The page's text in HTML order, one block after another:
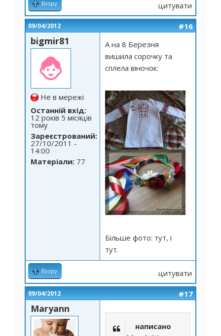
Вгору цитувати
09/04/2012 #16
bigmir81
Не в мережі
Останній вхід:
12 років 5 місяців
тому
Зареєстрований:
27/10/2011 -
14:00
Матеріали: 77
А на 8 Березня
вишила сорочку та
сплела віночок:
Більше фото: тут, і
тут.
Вгору цитувати
09/04/2012 #17
Maryann
написано